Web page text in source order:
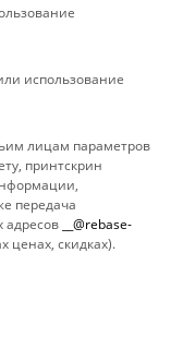
88
д. 121
нашими
событий на
вы принимаете
сведения
использование
лицам параметров
принтскрин
передача
адресов
__@rebase-
ценах, скидках).